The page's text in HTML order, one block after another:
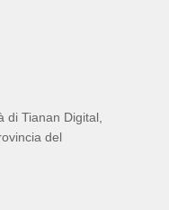
di Tianan Digital,
del